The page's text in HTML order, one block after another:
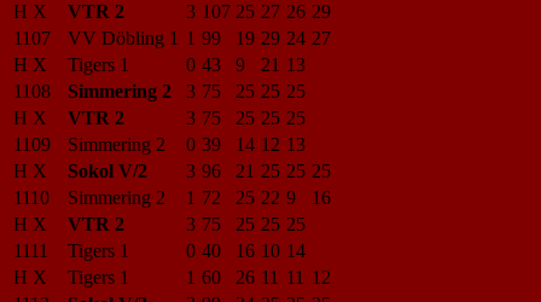
H X
VTR 2 3 107 25 27 26 29
1107
VV Döbling 1 1 99 19 29 24 27
H X
Tigers 1 0 43 9 21 13
1108
Simmering 2 3 75 25 25 25
H X
VTR 2 3 75 25 25 25
1109
Simmering 2 0 39 14 12 13
H X
Sokol V/2 3 96 21 25 25 25
1110
Simmering 2 1 72 25 22 9
16
H X
VTR 2 3 75 25 25 25
1111
Tigers 1 0 40 16 10 14
H X
Tigers 1 1 60 26 11 11 12